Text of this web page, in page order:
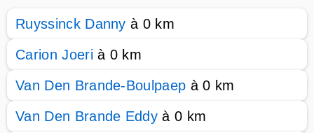
Ruyssinck Danny à 0 km
Carion Joerià 0 km
Van Den Brande-Boulpaep à 0 km
Van Den Brande Eddy à 0 km